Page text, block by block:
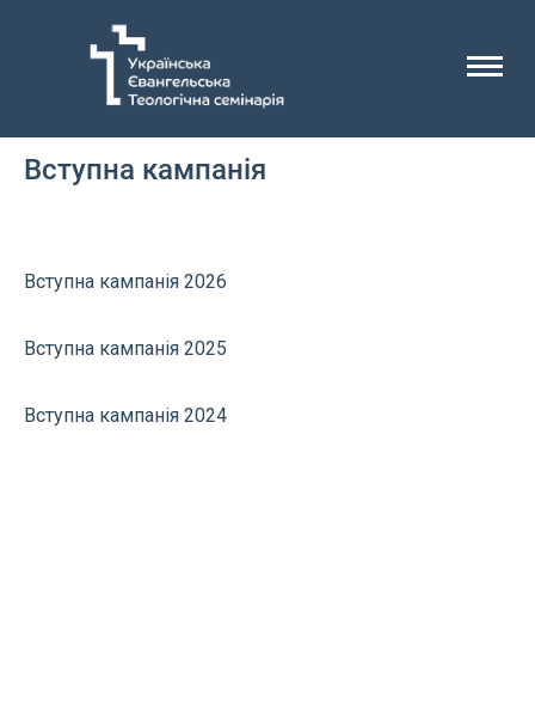
Вступна кампанія
Вступна кампанія
Вступна кампанія 2026
Вступна кампанія 2025
Вступна кампанія 2024